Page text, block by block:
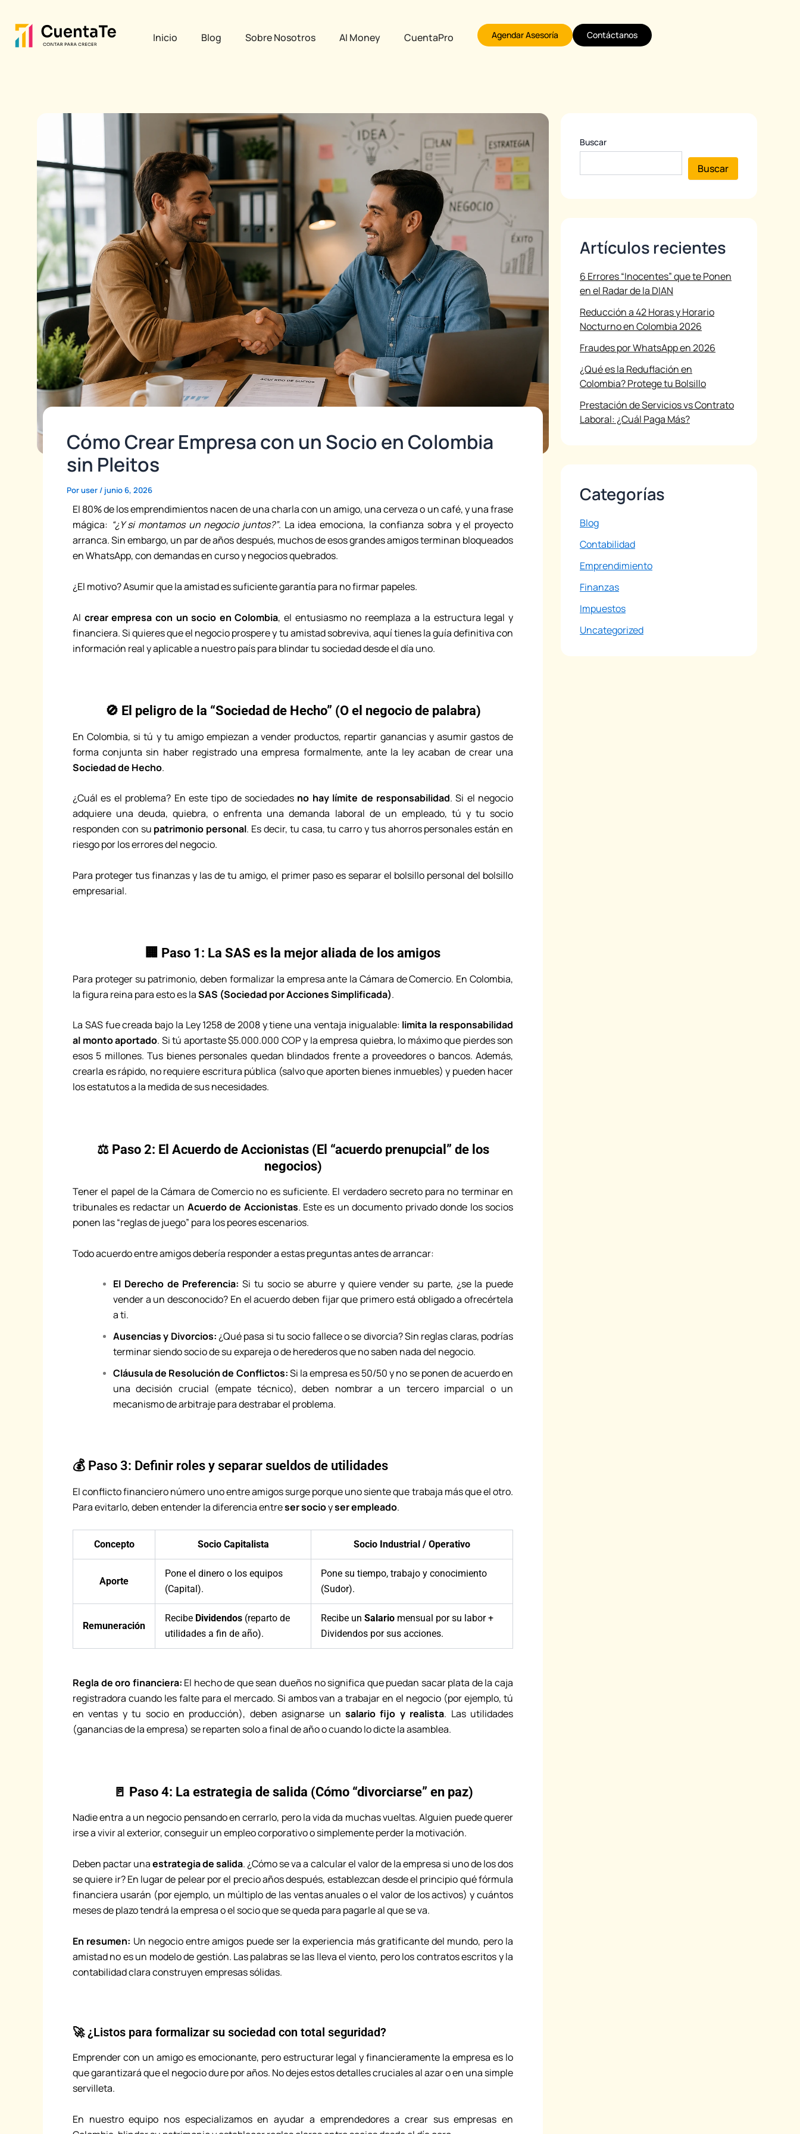
contenido
Inicio Blog Sobre Nosotros AI Money CuentaPro Agendar Asesoría Contáctanos
Cómo Crear Empresa con un Socio en Colombia
sin Pleitos
Poruser / junio 6, 2026
El 80% de los emprendimientos nacen de una charla con un amigo, una cerveza o un café, y una frase
mágica: “¿Y si montamos un negocio juntos?”. La idea emociona, la confianza sobra y el proyecto
arranca. Sin embargo, un par de años después, muchos de esos grandes amigos terminan bloqueados
en WhatsApp, con demandas en curso y negocios quebrados.
¿El motivo? Asumir que la amistad es suficiente garantía para no firmar papeles.
Al crear empresa con un socio en Colombia, el entusiasmo no reemplaza a la estructura legal y
financiera. Si quieres que el negocio prospere y tu amistad sobreviva, aquí tienes la guía definitiva con
información real y aplicable a nuestro país para blindar tu sociedad desde el día uno.
🚫 El peligro de la “Sociedad de Hecho” (O el negocio de palabra)
En Colombia, si tú y tu amigo empiezan a vender productos, repartir ganancias y asumir gastos de
forma conjunta sin haber registrado una empresa formalmente, ante la ley acaban de crear una
Sociedad de Hecho.
¿Cuál es el problema? En este tipo de sociedades no hay límite de responsabilidad. Si el negocio
adquiere una deuda, quiebra, o enfrenta una demanda laboral de un empleado, tú y tu socio
responden con su patrimonio personal. Es decir, tu casa, tu carro y tus ahorros personales están en
riesgo por los errores del negocio.
Para proteger tus finanzas y las de tu amigo, el primer paso es separar el bolsillo personal del bolsillo
empresarial.
🏢 Paso 1: La SAS es la mejor aliada de los amigos
Para proteger su patrimonio, deben formalizar la empresa ante la Cámara de Comercio. En Colombia,
la figura reina para esto es laSAS (Sociedad por Acciones Simplificada).
La SAS fue creada bajo la Ley 1258 de 2008 y tiene una ventaja inigualable: limita la responsabilidad
al monto aportado. Si tú aportaste $5.000.000 COP y la empresa quiebra, lo máximo que pierdes son
esos 5 millones. Tus bienes personales quedan blindados frente a proveedores o bancos. Además,
crearla es rápido, no requiere escritura pública (salvo que aporten bienes inmuebles) y pueden hacer
los estatutos a la medida de sus necesidades.
⚖️ Paso 2: El Acuerdo de Accionistas (El “acuerdo prenupcial” de los
negocios)
Tener el papel de la Cámara de Comercio no es suficiente. El verdadero secreto para no terminar en
tribunales es redactar un Acuerdo de Accionistas. Este es un documento privado donde los socios
ponen las “reglas de juego” para los peores escenarios.
Todo acuerdo entre amigos debería responder a estas preguntas antes de arrancar:
El Derecho de Preferencia: Si tu socio se aburre y quiere vender su parte, ¿se la puede
vender a un desconocido? En el acuerdo deben fijar que primero está obligado a ofrecértela
a ti.
Ausencias y Divorcios:¿Qué pasa si tu socio fallece o se divorcia? Sin reglas claras, podrías
terminar siendo socio de su expareja o de herederos que no saben nada del negocio.
Cláusula de Resolución de Conflictos:Si la empresa es 50/50 y no se ponen de acuerdo en
una decisión crucial (empate técnico), deben nombrar a un tercero imparcial o un
mecanismo de arbitraje para destrabar el problema.
💰 Paso 3: Definir roles y separar sueldos de utilidades
El conflicto financiero número uno entre amigos surge porque uno siente que trabaja más que el otro.
Para evitarlo, deben entender la diferencia entreser socioyser empleado.
Concepto Socio Capitalista Socio Industrial / Operativo
Aporte
Pone el dinero o los equipos
(Capital).
Pone su tiempo, trabajo y conocimiento
(Sudor).
Remuneración
Recibe Dividendos (reparto de
utilidades a fin de año).
Recibe un Salario mensual por su labor +
Dividendos por sus acciones.
Regla de oro financiera: El hecho de que sean dueños no significa que puedan sacar plata de la caja
registradora cuando les falte para el mercado. Si ambos van a trabajar en el negocio (por ejemplo, tú
en ventas y tu socio en producción), deben asignarse un salario fijo y realista. Las utilidades
(ganancias de la empresa) se reparten solo a final de año o cuando lo dicte la asamblea.
🚪 Paso 4: La estrategia de salida (Cómo “divorciarse” en paz)
Nadie entra a un negocio pensando en cerrarlo, pero la vida da muchas vueltas. Alguien puede querer
irse a vivir al exterior, conseguir un empleo corporativo o simplemente perder la motivación.
Deben pactar unaestrategia de salida. ¿Cómo se va a calcular el valor de la empresa si uno de los dos
se quiere ir? En lugar de pelear por el precio años después, establezcan desde el principio qué fórmula
financiera usarán (por ejemplo, un múltiplo de las ventas anuales o el valor de los activos) y cuántos
meses de plazo tendrá la empresa o el socio que se queda para pagarle al que se va.
En resumen: Un negocio entre amigos puede ser la experiencia más gratificante del mundo, pero la
amistad no es un modelo de gestión. Las palabras se las lleva el viento, pero los contratos escritos y la
contabilidad clara construyen empresas sólidas.
🚀 ¿Listos para formalizar su sociedad con total seguridad?
Emprender con un amigo es emocionante, pero estructurar legal y financieramente la empresa es lo
que garantizará que el negocio dure por años. No dejes estos detalles cruciales al azar o en una simple
servilleta.
En nuestro equipo nos especializamos en ayudar a emprendedores a crear sus empresas en
navigation
Buscar
Buscar
Artículos recientes
6 Errores “Inocentes” que te Ponen
en el Radar de la DIAN
Reducción a 42 Horas y Horario
Nocturno en Colombia 2026
Fraudes por WhatsApp en 2026
¿Qué es la Reduflación en
Colombia? Protege tu Bolsillo
Prestación de Servicios vs Contrato
Laboral: ¿Cuál Paga Más?
Categorías
Blog
Contabilidad
Emprendimiento
Finanzas
Impuestos
Uncategorized